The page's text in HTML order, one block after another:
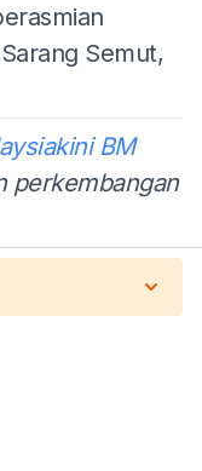
Semut,
BM
perkembangan